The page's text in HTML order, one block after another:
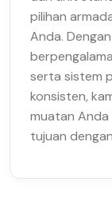
pilihan
Anda.
serta sistem
konsisten,
muatan
tujuan